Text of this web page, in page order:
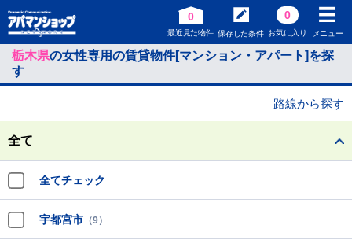
0
最近見た物件 保存した条件
0
お気に入り メニュー
栃木県の女性専用の賃貸物件[マンション・アパート]を探
す
路線から探す
全て
全てチェック
宇都宮市 （9）